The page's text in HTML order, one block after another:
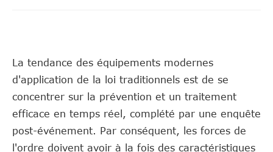
La tendance des équipements modernes
d'application de la loi traditionnels est de se
concentrer sur la prévention et un traitement
efficace en temps réel, complété par une enquête
post-événement. Par conséquent, les forces de
l'ordre doivent avoir à la fois des caractéristiques